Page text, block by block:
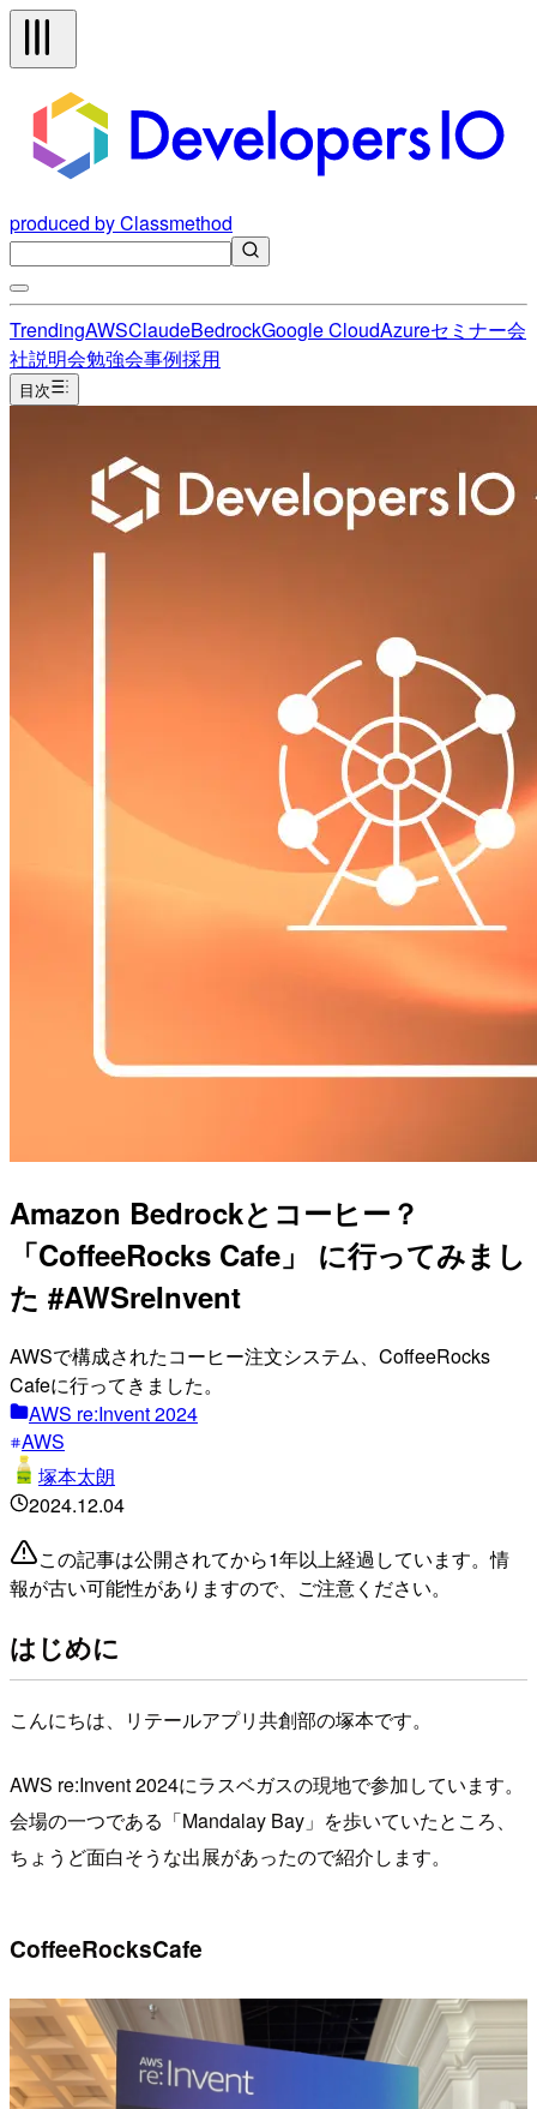
produced by Classmethod
TrendingAWSClaudeBedrockGoogle CloudAzureセミナー会
社説明会勉強会事例採用
目次
Amazon Bedrockとコーヒー？
「CoffeeRocks Cafe」 に行ってみまし
た #AWSreInvent
AWSで構成されたコーヒー注文システム、CoffeeRocks
Cafeに行ってきました。
AWS re:Invent 2024
AWS
塚本太朗
2024.12.04
この記事は公開されてから1年以上経過しています。情
報が古い可能性がありますので、ご注意ください。
はじめに
こんにちは、リテールアプリ共創部の塚本です。
AWS re:Invent 2024にラスベガスの現地で参加しています。
会場の一つである「Mandalay Bay」を歩いていたところ、
ちょうど面白そうな出展があったので紹介します。
CoffeeRocksCafe